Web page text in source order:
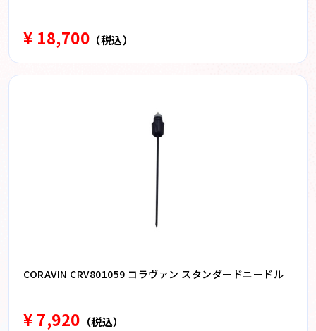
¥ 18,700 （税込）
CORAVIN CRV801059 コラヴァン スタンダードニードル
¥ 7,920 （税込）